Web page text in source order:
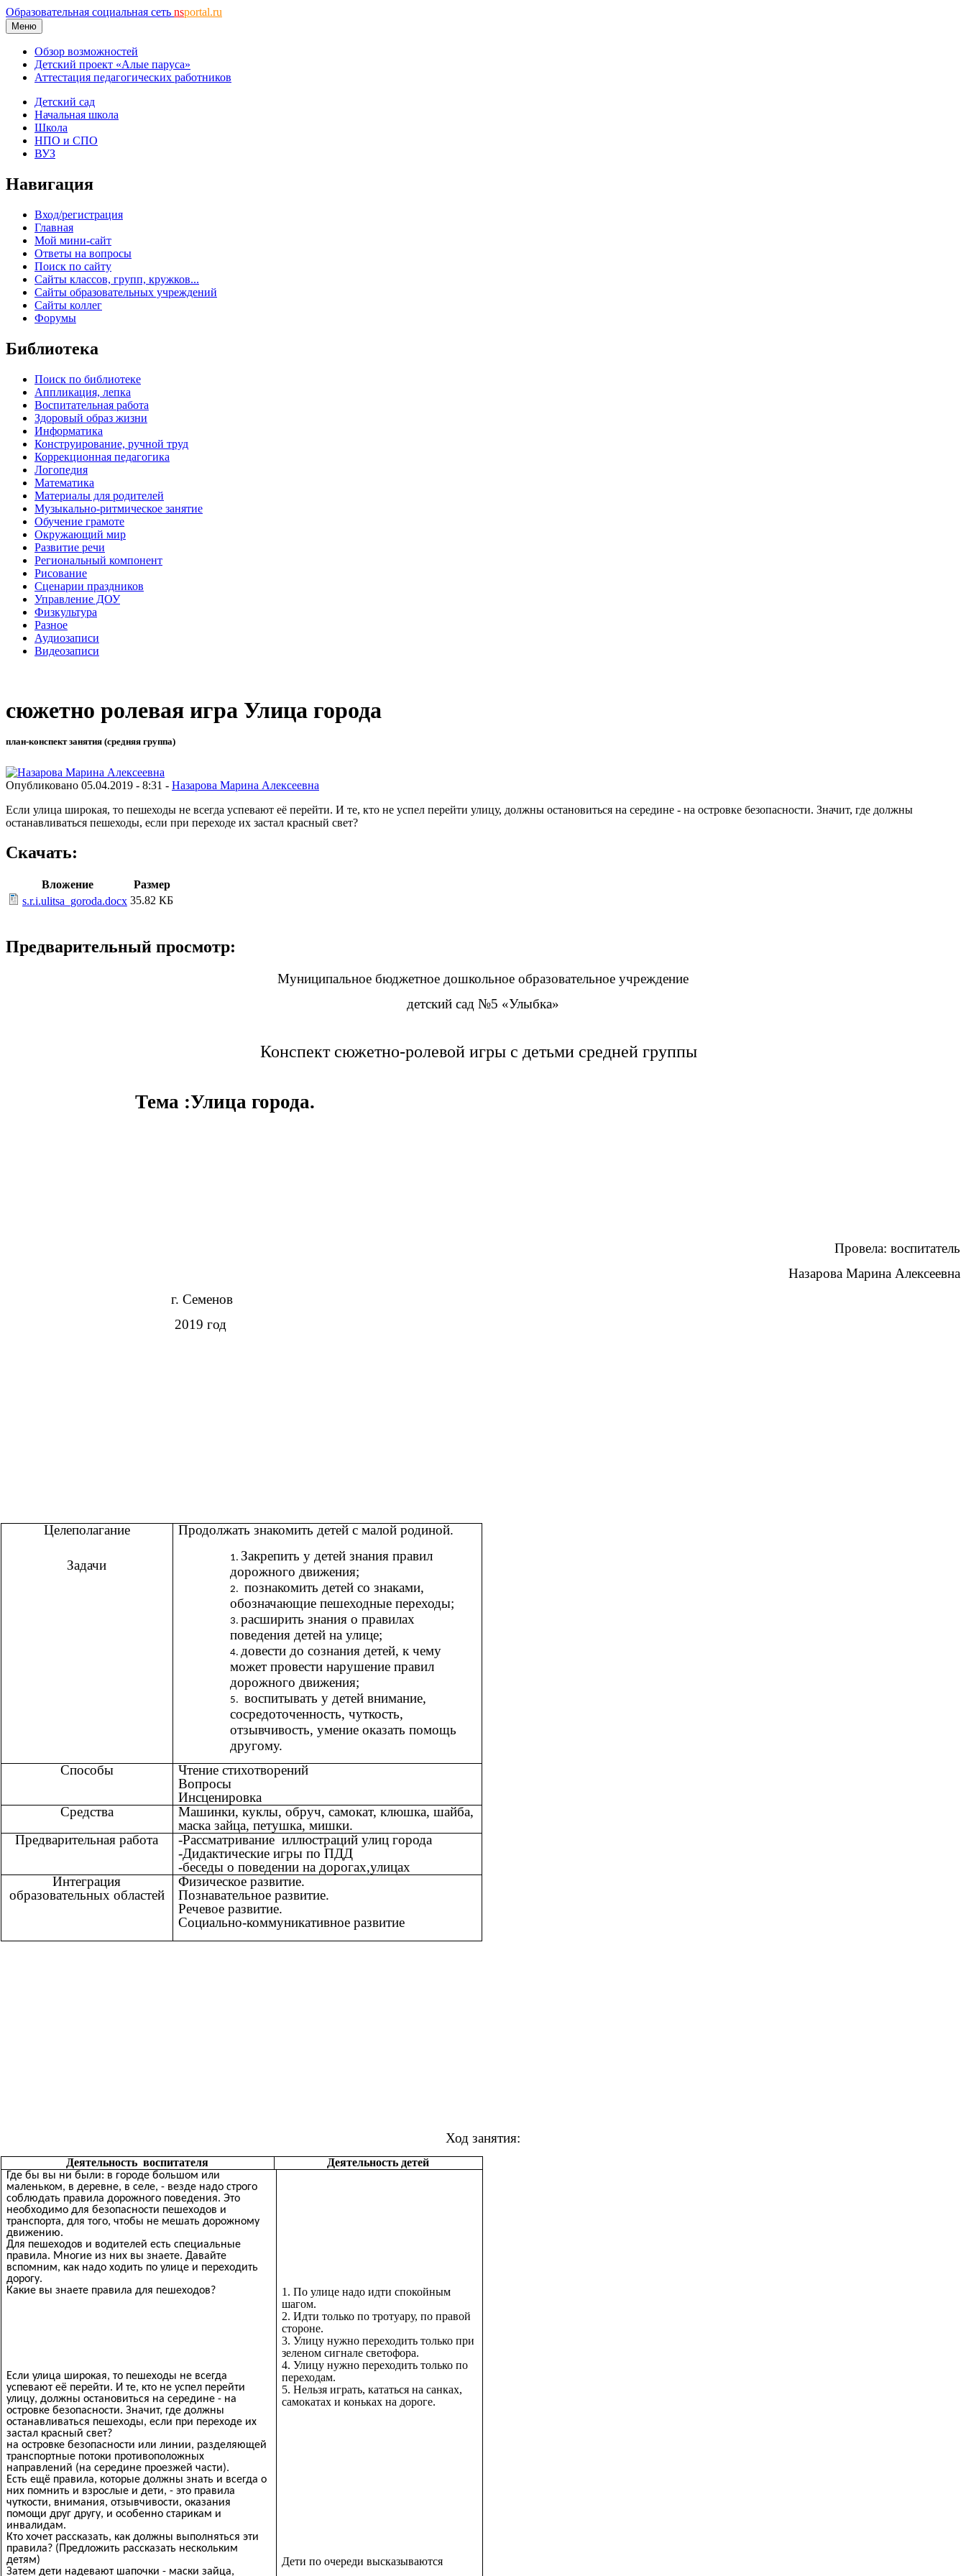
Образовательная социальная сеть nsportal.ru
Меню
Обзор возможностей
Детский проект «Алые паруса»
Аттестация педагогических работников
Детский сад
Начальная школа
Школа
НПО и СПО
ВУЗ
Навигация
Вход/регистрация
Главная
Мой мини-сайт
Ответы на вопросы
Поиск по сайту
Сайты классов, групп, кружков...
Сайты образовательных учреждений
Сайты коллег
Форумы
Библиотека
Поиск по библиотеке
Аппликация, лепка
Воспитательная работа
Здоровый образ жизни
Информатика
Конструирование, ручной труд
Коррекционная педагогика
Логопедия
Математика
Материалы для родителей
Музыкально-ритмическое занятие
Обучение грамоте
Окружающий мир
Развитие речи
Региональный компонент
Рисование
Сценарии праздников
Управление ДОУ
Физкультура
Разное
Аудиозаписи
Видеозаписи
сюжетно ролевая игра Улица города
план-конспект занятия (средняя группа)
Опубликовано 05.04.2019 - 8:31 - Назарова Марина Алексеевна
Если улица широкая, то пешеходы не всегда успевают её перейти. И те, кто не успел перейти улицу, должны остановиться на середине - на островке безопасности. Значит, где должны
останавливаться пешеходы, если при переходе их застал красный свет?
Скачать:
Вложение
Размер
s.r.i.ulitsa_goroda.docx 35.82 КБ
Предварительный просмотр:
Муниципальное бюджетное дошкольное образовательное учреждение
детский сад №5 «Улыбка»
Конспект сюжетно-ролевой игры с детьми средней группы
Тема :Улица города.
Провела: воспитатель
Назарова Марина Алексеевна
г. Семенов
2019 год
Целеполагание
Задачи
Продолжать знакомить детей с малой родиной.
Закрепить у детей знания правил
дорожного движения;
познакомить детей со знаками,
обозначающие пешеходные переходы;
расширить знания о правилах
поведения детей на улице;
довести до сознания детей, к чему
может провести нарушение правил
дорожного движения;
воспитывать у детей внимание,
сосредоточенность, чуткость,
отзывчивость, умение оказать помощь
другому.
Способы
Чтение стихотворений
Вопросы
Инсценировка
Средства
Машинки, куклы, обруч, самокат, клюшка, шайба,
маска зайца, петушка, мишки.
Предварительная работа
-Рассматривание иллюстраций улиц города
-Дидактические игры по ПДД
-беседы о поведении на дорогах,улицах
Интеграция
образовательных областей
Физическое развитие.
Познавательное развитие.
Речевое развитие.
Социально-коммуникативное развитие
Ход занятия:
Деятельность воспитателя Деятельность детей
Где бы вы ни были: в городе большом или
маленьком, в деревне, в селе, - везде надо строго
соблюдать правила дорожного поведения. Это
необходимо для безопасности пешеходов и
транспорта, для того, чтобы не мешать дорожному
движению.
Для пешеходов и водителей есть специальные
правила. Многие из них вы знаете. Давайте
вспомним, как надо ходить по улице и переходить
дорогу.
Какие вы знаете правила для пешеходов?
Если улица широкая, то пешеходы не всегда
успевают её перейти. И те, кто не успел перейти
улицу, должны остановиться на середине - на
островке безопасности. Значит, где должны
останавливаться пешеходы, если при переходе их
застал красный свет?
на островке безопасности или линии, разделяющей
транспортные потоки противоположных
направлений (на середине проезжей части).
Есть ещё правила, которые должны знать и всегда о
них помнить и взрослые и дети, - это правила
чуткости, внимания, отзывчивости, оказания
помощи друг другу, и особенно старикам и
инвалидам.
Кто хочет рассказать, как должны выполняться эти
правила? (Предложить рассказать нескольким
детям)
Затем дети надевают шапочки - маски зайца,
1. По улице надо идти спокойным
шагом.
2. Идти только по тротуару, по правой
стороне.
3. Улицу нужно переходить только при
зеленом сигнале светофора.
4. Улицу нужно переходить только по
переходам.
5. Нельзя играть, кататься на санках,
самокатах и коньках на дороге.
Дети по очереди высказываются